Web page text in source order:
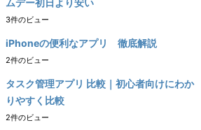
ムデー初日より安い
3件のビュー
iPhoneの便利なアプリ 徹底解説
2件のビュー
タスク管理アプリ 比較｜初心者向けにわか
りやすく比較
2件のビュー